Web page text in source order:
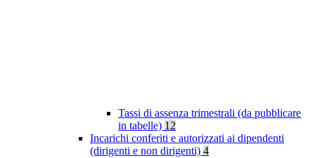
Tassi di assenza trimestrali (da pubblicare
in tabelle) 12
Incarichi conferiti e autorizzati ai dipendenti
(dirigenti e non dirigenti) 4